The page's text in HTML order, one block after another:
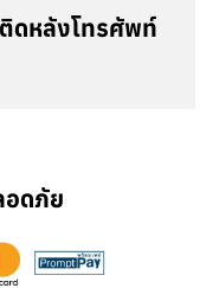
ดหลังโทรศัพท์
อดภัย